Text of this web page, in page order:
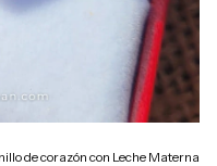
de corazón con Leche Materna